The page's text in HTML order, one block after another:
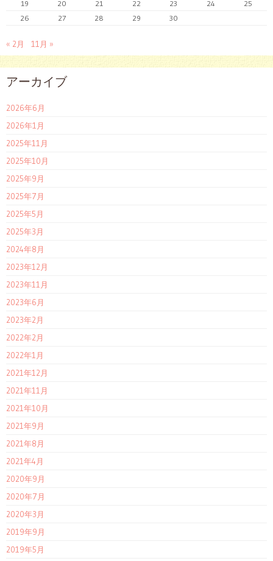
19 20 21 22 23 24
25
26
27 28 29 30
« 2月 11月 »
アーカイブ
2026年6月
2026年1月
2025年11月
2025年10月
2025年9月
2025年7月
2025年5月
2025年3月
2024年8月
2023年12月
2023年11月
2023年6月
2023年2月
2022年2月
2022年1月
2021年12月
2021年11月
2021年10月
2021年9月
2021年8月
2021年4月
2020年9月
2020年7月
2020年3月
2019年9月
2019年5月